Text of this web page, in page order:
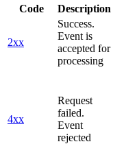
Code Description
2xx
Success.
Event is
accepted for
processing
4xx
Request
failed.
Event
rejected